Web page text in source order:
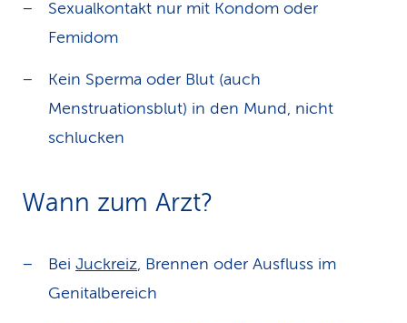
Sexualkontakt nur mit Kondom oder
Femidom
Kein Sperma oder Blut (auch
Menstruationsblut) in den Mund, nicht
schlucken
Wann zum Arzt?
Bei Juckreiz, Brennen oder Ausfluss im
Genitalbereich